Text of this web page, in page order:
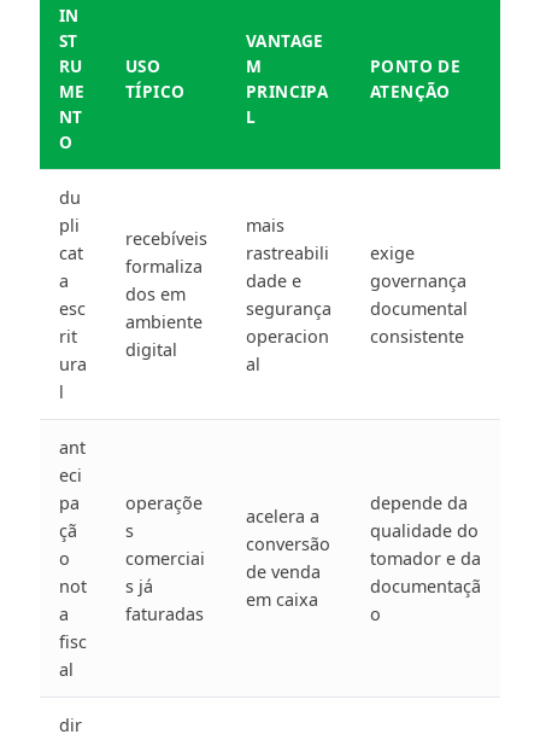
IN
ST
RU
ME
NT
O
USO
TÍPICO
VANTAGE
M
PRINCIPA
L
PONTO DE
ATENÇÃO
du
pli
cat
a
esc
rit
ura
l
recebíveis
formaliza
dos em
ambiente
digital
mais
rastreabili
dade e
segurança
operacion
al
exige
governança
documental
consistente
ant
eci
pa
çã
o
not
a
fisc
al
operaçõe
s
comerciai
s já
faturadas
acelera a
conversão
de venda
em caixa
depende da
qualidade do
tomador e da
documentaçã
o
dir